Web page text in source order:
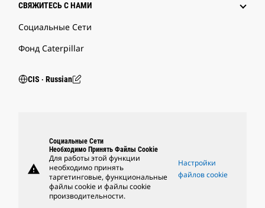
СВЯЖИТЕСЬ С НАМИ
Социальные Сети
Фонд Caterpillar
CIS ‧ Russian
warning
Социальные Сети
Необходимо Принять Файлы Cookie
Для работы этой функции
необходимо принять
таргетинговые, функциональные
файлы cookie и файлы cookie
производительности.
Настройки
файлов cookie